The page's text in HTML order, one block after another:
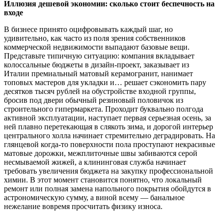
Иллюзия дешевой экономии: сколько стоит беспечность на
входе
В бизнесе принято оцифровывать каждый шаг, но
удивительно, как часто из поля зрения собственников
коммерческой недвижимости выпадают базовые вещи.
Представьте типичную ситуацию: компания вкладывает
колоссальные бюджеты в дизайн-проект, заказывает из
Италии премиальный матовый керамогранит, нанимает
топовых мастеров для укладки и… решает сэкономить пару
десятков тысяч рублей на обустройстве входной группы,
бросив под двери обычный резиновый половичок из
строительного гипермаркета. Проходит буквально полгода
активной эксплуатации, наступает первая серьезная осень, за
ней плавно перетекающая в слякоть зима, и дорогой интерьер
центрального холла начинает стремительно деградировать. На
глянцевой когда-то поверхности пола проступают некрасивые
матовые дорожки, межплиточные швы забиваются серой
несмываемой жижей, а клининговая служба начинает
требовать увеличения бюджета на закупку профессиональной
химии. В этот момент становится понятно, что локальный
ремонт или полная замена напольного покрытия обойдутся в
астрономическую сумму, а виной всему — банальное
нежелание вовремя просчитать физику износа.